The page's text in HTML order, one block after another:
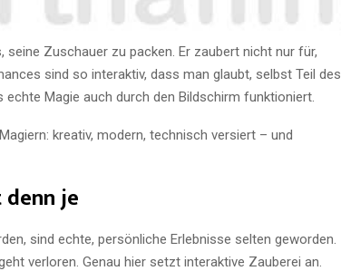
Zuschauer zu packen. Er zaubert nicht nur für,
sind so interaktiv, dass man glaubt, selbst Teil des
Magie auch durch den Bildschirm funktioniert.
kreativ, modern, technisch versiert – und
je
sind echte, persönliche Erlebnisse selten geworden.
verloren. Genau hier setzt interaktive Zauberei an.